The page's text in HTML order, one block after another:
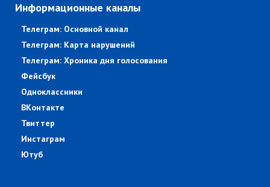
Информационные каналы
Телеграм: Основной канал
Телеграм: Карта нарушений
Телеграм: Хроника дня голосования
Фейсбук
Одноклассники
ВКонтакте
Твиттер
Инстаграм
Ютуб